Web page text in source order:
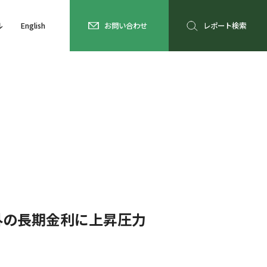
English お問い合わせ レポート検索
長期金利に上昇圧力